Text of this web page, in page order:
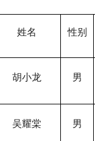
姓名 性别
胡小龙 男
吴耀棠 男